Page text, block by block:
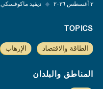
٣ أغسطس ٢٠٢٦ ◆ ديفيد ماكوفسكي
TOPICS
الطاقة والاقتصاد الإرهاب
المناطق والبلدان